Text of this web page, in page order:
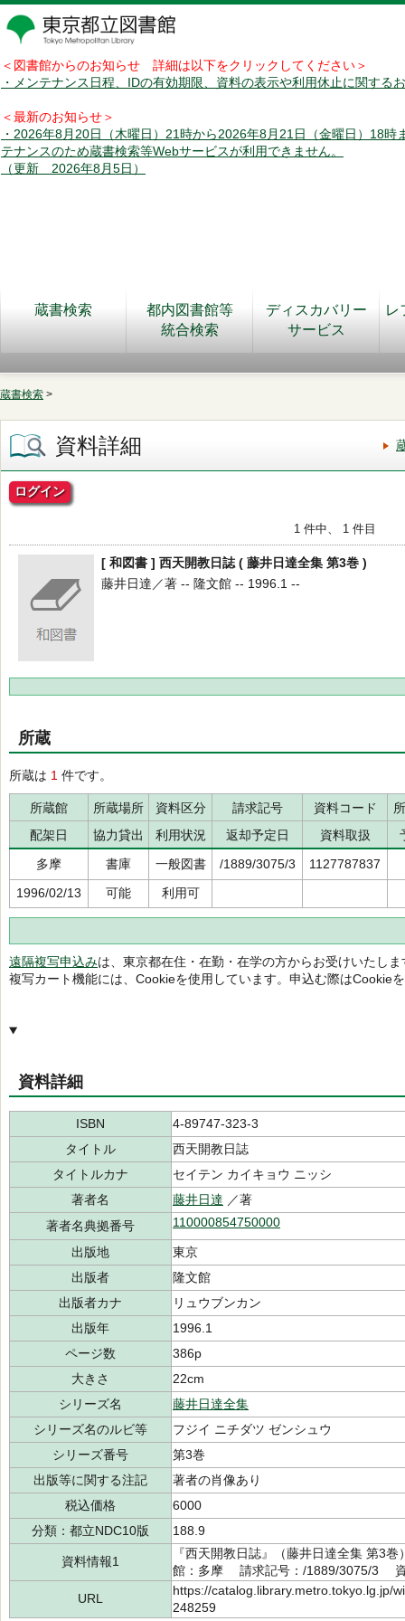
＜図書館からのお知らせ 詳細は以下をクリックしてください＞
・メンテナンス日程、IDの有効期限、資料の表示や利用休止に関する
＜最新のお知らせ＞
・2026年8月20日（木曜日）21時から2026年8月21日（金曜日）18時
テナンスのため蔵書検索等Webサービスが利用できません。
（更新 2026年8月5日）
蔵書検索
都内図書館等
統合検索
ディスカバリー
サービス
レ
蔵書検索 >
資料詳細
ログイン
1 件中、 1 件目
[ 和図書 ] 西天開教日誌 ( 藤井日達全集 第3巻 )
藤井日達／著 -- 隆文館 -- 1996.1 --
所蔵
所蔵は 1 件です。
所蔵館 所蔵場所 資料区分 請求記号 資料コード
配架日
協力貸出 利用状況 返却予定日 資料取扱
多摩
書庫 一般図書 /1889/3075/3
1127787837
1996/02/13
可能 利用可
遠隔複写申込みは、東京都在住・在勤・在学の方からお受けいたしま
複写カート機能には、Cookieを使用しています。申込む際はCookie
資料詳細
ISBN
4-89747-323-3
タイトル
西天開教日誌
タイトルカナ
セイテン カイキョウ ニッシ
著者名
藤井日達 ／著
著者名典拠番号
110000854750000
出版地
東京
出版者
隆文館
出版者カナ
リュウブンカン
出版年
1996.1
ページ数
386p
大きさ
22cm
シリーズ名
藤井日達全集
シリーズ名のルビ等
フジイ ニチダツ ゼンシュウ
シリーズ番号
第3巻
出版等に関する注記
著者の肖像あり
税込価格
6000
分類：都立NDC10版
188.9
資料情報1
『西天開教日誌』（藤井日達全集
館：多摩 請求記号：/1889/3075/3 資
URL
https://catalog.library.metro.tokyo.lg.jp/
248259